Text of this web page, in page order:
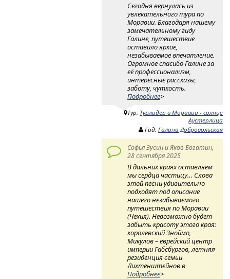
Сегодня вернулась из
увлекательного тура по
Моравии. Благодаря нашему
замечательному гиду
Галине, путешествие
оставило яркое,
незабываемое впечатление.
Огромное спасибо Галине за
её профессионализм,
интересные рассказы,
заботу, чуткость.
Подробнее>
Тур: Турлидер в Моравии - солнце
Аустерлица
Гид:Галина Добровольская
Софья Зусин и Яков Богатин,
28 сентября 2025
В дальних краях оставляем
мы сердца частицу… Слова
этой песни удивительно
подходят под описание
нашего незабываемого
путешествия по Моравии
(Чехия). Невозможно будет
забыть красоту этого края:
королевский Зноймо,
Микулов – еврейский центр
империи Габсбургов, летняя
резиденция семьи
Лихтенштейнов в
Подробнее>